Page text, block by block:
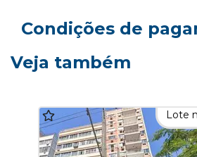
Condições de
Veja também
Lote